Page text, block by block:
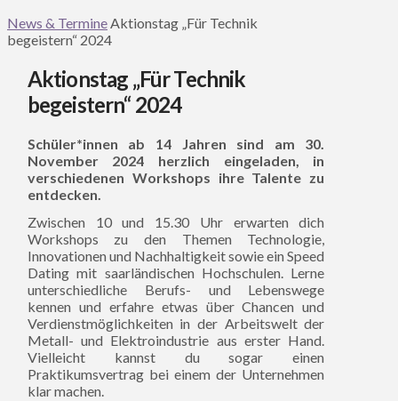
News & Termine Aktionstag „Für Technik
begeistern“ 2024
Aktionstag „Für Technik
begeistern“ 2024
Schüler*innen ab 14 Jahren sind am 30.
November 2024 herzlich eingeladen, in
verschiedenen Workshops ihre Talente zu
entdecken.
Zwischen 10 und 15.30 Uhr erwarten dich
Workshops zu den Themen Technologie,
Innovationen und Nachhaltigkeit sowie ein Speed
Dating mit saarländischen Hochschulen. Lerne
unterschiedliche Berufs- und Lebenswege
kennen und erfahre etwas über Chancen und
Verdienstmöglichkeiten in der Arbeitswelt der
Metall- und Elektroindustrie aus erster Hand.
Vielleicht kannst du sogar einen
Praktikumsvertrag bei einem der Unternehmen
klar machen.